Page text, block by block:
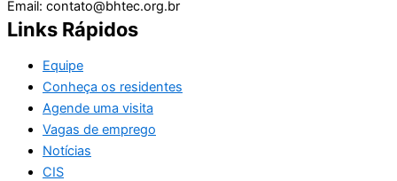
Email: contato@bhtec.org.br
Links Rápidos
Equipe
Conheça os residentes
Agende uma visita
Vagas de emprego
Notícias
CIS